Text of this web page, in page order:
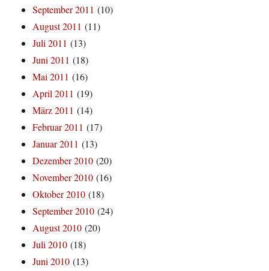
September 2011 (10)
August 2011 (11)
Juli 2011 (13)
Juni 2011 (18)
Mai 2011 (16)
April 2011 (19)
März 2011 (14)
Februar 2011 (17)
Januar 2011 (13)
Dezember 2010 (20)
November 2010 (16)
Oktober 2010 (18)
September 2010 (24)
August 2010 (20)
Juli 2010 (18)
Juni 2010 (13)